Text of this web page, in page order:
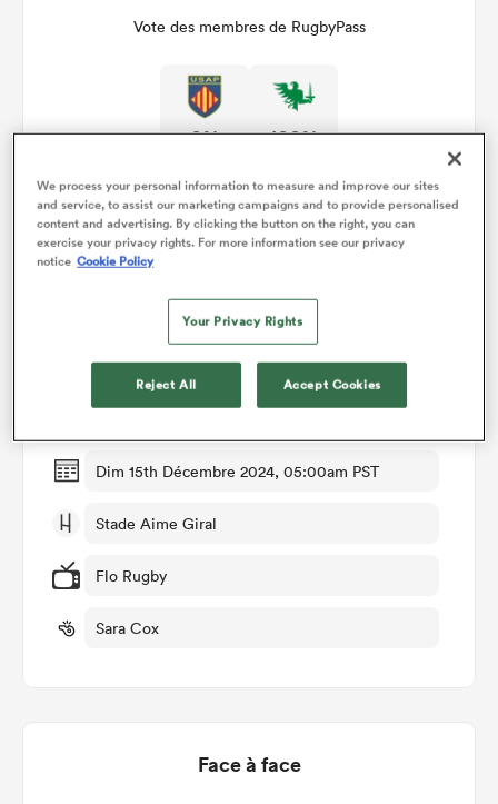
Vote des membres de RugbyPass
0% 100%
Détails du match
Manche 2
Dim 15th Décembre 2024, 05:00am PST
Stade Aime Giral
Flo Rugby
Sara Cox
Face à face
We process your personal information to measure and improve our sites
and service, to assist our marketing campaigns and to provide personalised
content and advertising. By clicking the button on the right, you can
exercise your privacy rights. For more information see our privacy
notice Cookie Policy
Your Privacy Rights
Reject All Accept Cookies